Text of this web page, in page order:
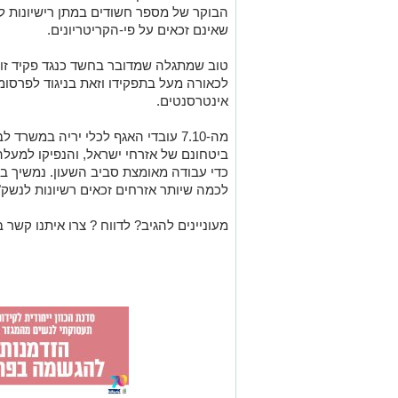
הבוקר של מספר חשודים במתן
שאינם זכאים על פי-הקריטריונים.
לכאורה מעל בתפקידו וזאת בניגוד
אינטרסנטים.
מה-7.10 עובדי האגף לכלי יריה
כדי עבודה מאומצת סביב השעון.
לכמה שיותר אזרחים זכאים רשיונות
מעוניינים להגיב? לדווח ? צרו איתנו קשר